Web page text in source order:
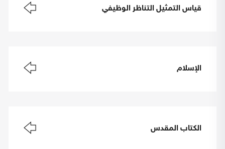
قياس التمثيل التناظر الوظيفي
الإسلام
الكتاب المقدس